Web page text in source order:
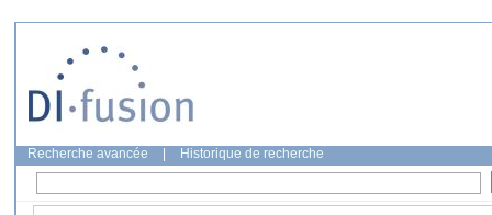
Recherche avancée Historique de recherche